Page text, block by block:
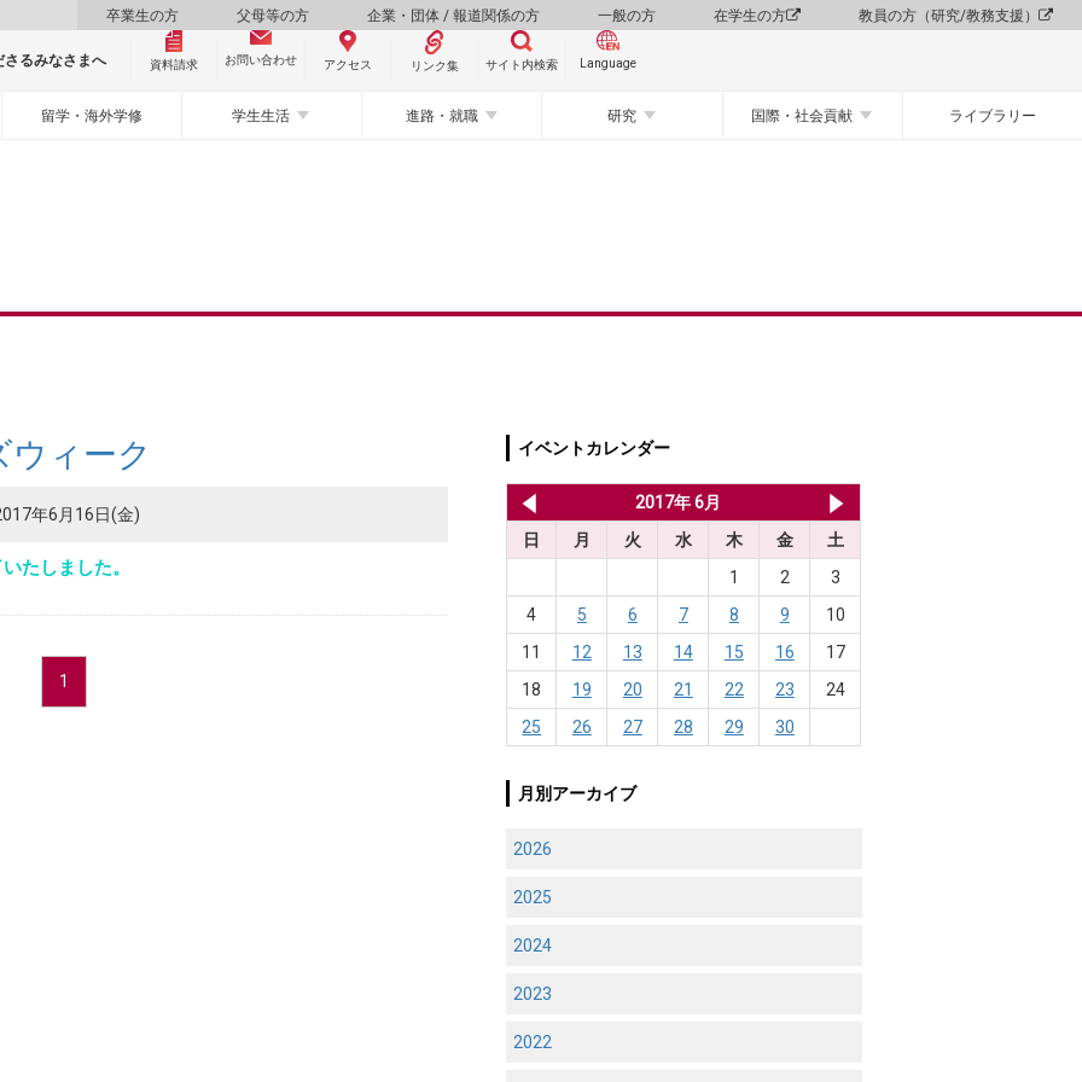
卒業生の方 父母等の方 企業・団体 / 報道関係の方 一般の方 在学生の方 教員の方（研究/教務支援）
さるみなさまへ 資料請求 お問い合わせ アクセス リンク集 サイト内検索 Language
留学・海外学修 学生生活 進路・就職 研究 国際・社会貢献 ライブラリー
ィーク
年6月16日(金)
たしました。
1
イベントカレンダー
2017年 6月
日
月 火 水 木 金
土
1
2
3
4
5 6 7 8 9
10
11
12 13 14 15 16
17
18
19 20 21 22 23
24
25
26 27 28 29 30
月別アーカイブ
2026
2025
2024
2023
2022